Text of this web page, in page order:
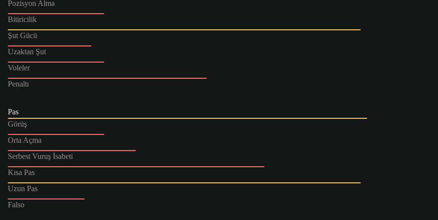
Pozisyon Alma
Bitiricilik
Şut Gücü
Uzaktan Şut
Voleler
Penaltı
Pas
Görüş
Orta Açma
Serbest Vuruş İsabeti
Kısa Pas
Uzun Pas
Falso